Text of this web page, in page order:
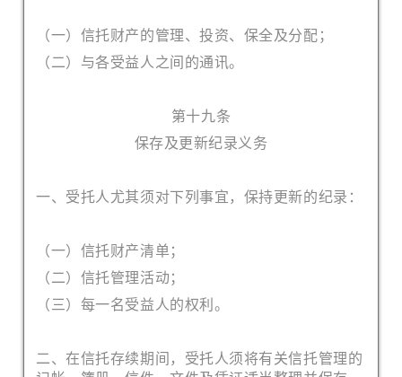
（一）信托财产的管理、投资、保全及分配；
（二）与各受益人之间的通讯。
第十九条
保存及更新纪录义务
一、受托人尤其须对下列事宜，保持更新的纪录：
（一）信托财产清单；
（二）信托管理活动；
（三）每一名受益人的权利。
二、在信托存续期间，受托人须将有关信托管理的